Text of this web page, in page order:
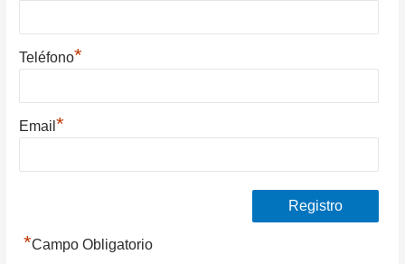
Teléfono*
Email*
*Campo Obligatorio